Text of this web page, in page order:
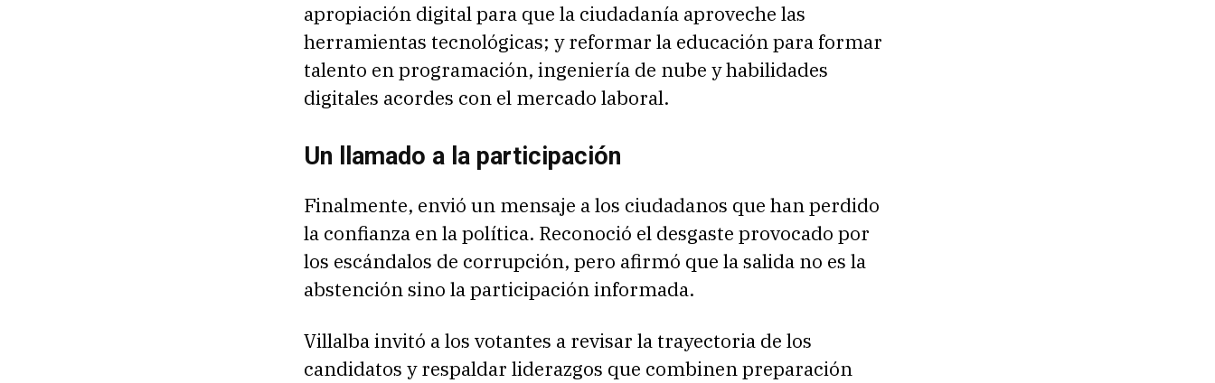
apropiación digital para que la ciudadanía aproveche las
herramientas tecnológicas; y reformar la educación para formar
talento en programación, ingeniería de nube y habilidades
digitales acordes con el mercado laboral.
Un llamado a la participación
Finalmente, envió un mensaje a los ciudadanos que han perdido
la confianza en la política. Reconoció el desgaste provocado por
los escándalos de corrupción, pero afirmó que la salida no es la
abstención sino la participación informada.
Villalba invitó a los votantes a revisar la trayectoria de los
candidatos y respaldar liderazgos que combinen preparación